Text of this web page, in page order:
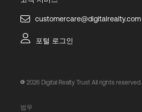
customercare@digitalrealty.com
포털 로그인
2026 Digital Realty Trust All rights reserved.
법무